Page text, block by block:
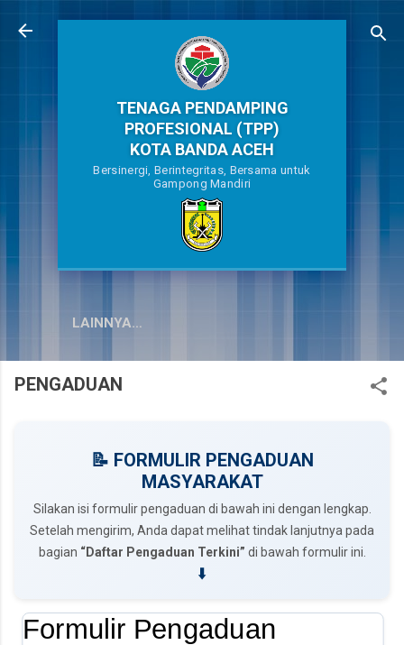
Langsung ke konten utama
TENAGA PENDAMPING
PROFESIONAL (TPP)
KOTA BANDA ACEH
Bersinergi, Berintegritas, Bersama untuk
Gampong Mandiri
LAINNYA…
PENGADUAN
📝 FORMULIR PENGADUAN
MASYARAKAT
Silakan isi formulir pengaduan di bawah ini dengan lengkap.
Setelah mengirim, Anda dapat melihat tindak lanjutnya pada
bagian “Daftar Pengaduan Terkini” di bawah formulir ini.
⬇️